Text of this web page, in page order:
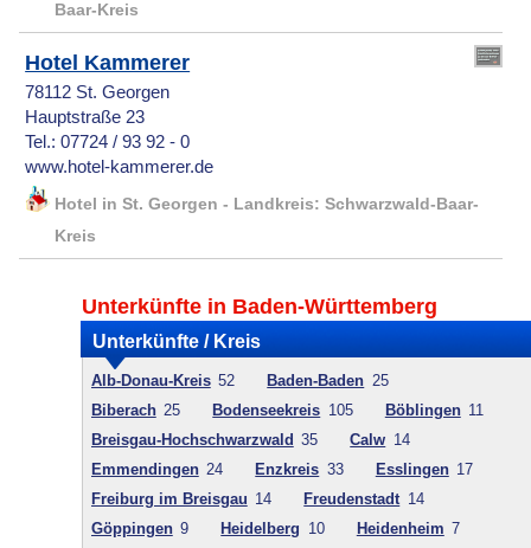
Baar-Kreis
Hotel Kammerer
78112 St. Georgen
Hauptstraße 23
Tel.: 07724 / 93 92 - 0
www.hotel-kammerer.de
Hotel in St. Georgen - Landkreis: Schwarzwald-Baar-
Kreis
Unterkünfte in Baden-Württemberg
Unterkünfte / Kreis
Alb-Donau-Kreis 52 Baden-Baden 25
Biberach 25 Bodenseekreis 105 Böblingen 11
Breisgau-Hochschwarzwald 35 Calw 14
Emmendingen 24 Enzkreis 33 Esslingen 17
Freiburg im Breisgau 14 Freudenstadt 14
Göppingen 9 Heidelberg 10 Heidenheim 7